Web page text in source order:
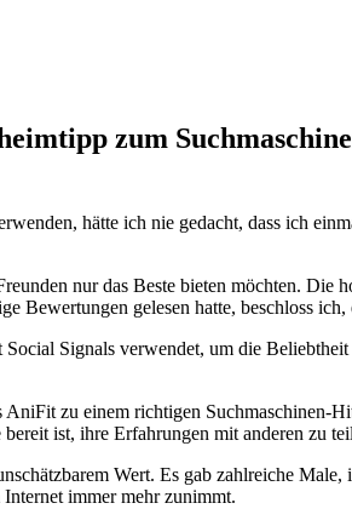
zum
hätte ich nie gedacht, dass ich
nur das Beste bieten möchten.
Bewertungen gelesen hatte, beschloss ich,
Signals verwendet, um die
zu einem richtigen
ist, ihre Erfahrungen mit anderen zu
Wert. Es gab zahlreiche
immer mehr zunimmt.